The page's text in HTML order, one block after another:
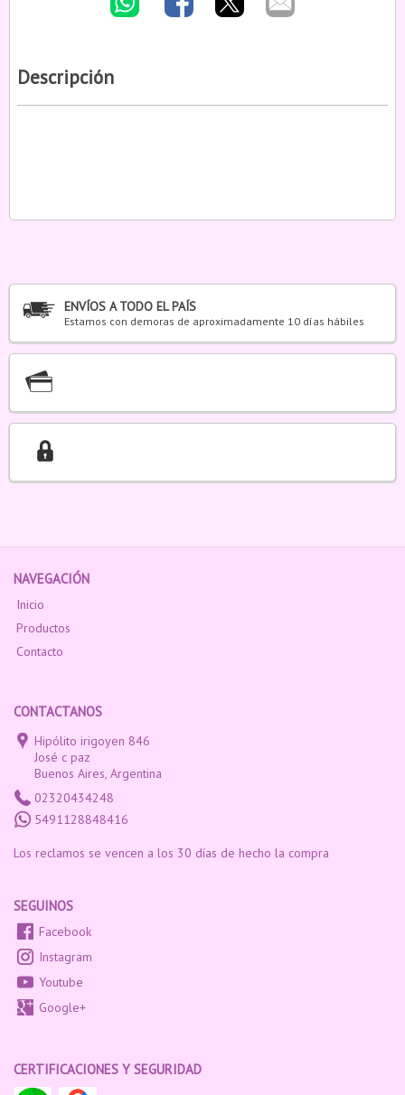
Descripción
ENVÍOS A TODO EL PAÍS
Estamos con demoras de aproximadamente 10 días hábiles
NAVEGACIÓN
Inicio
Productos
Contacto
CONTACTANOS
Hipólito irigoyen 846
José c paz
Buenos Aires, Argentina
02320434248
5491128848416
Los reclamos se vencen a los 30 días de hecho la compra
SEGUINOS
Facebook
Instagram
Youtube
Google+
CERTIFICACIONES Y SEGURIDAD